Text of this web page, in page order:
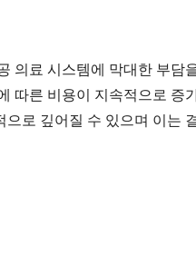
의료 시스템에 막대한 부담
따른 비용이 지속적으로 증
로 깊어질 수 있으며 이는